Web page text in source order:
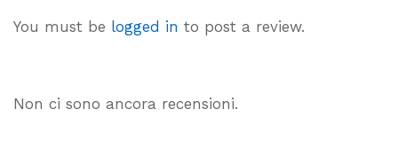
You must be logged in to post a review.
Non ci sono ancora recensioni.